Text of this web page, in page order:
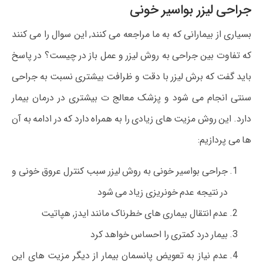
جراحی لیزر بواسیر خونی
بسیاری از بیمارانی که به ما مراجعه می کنند, این سوال را می کنند
که تفاوت بین جراحی به روش لیزر و عمل باز در چیست؟ در پاسخ
باید گفت که برش لیزر با دقت و ظرافت بیشتری نسبت به جراحی
سنتی انجام می شود و پزشک معالج ت بیشتری در درمان بیمار
دارد. این روش مزیت های زیادی را به همراه دارد که در ادامه به آن
ها می پردازیم:
جراحی بواسیر خونی به روش لیزر سبب کنترل عروق خونی و
در نتیجه عدم خونریزی زیاد می شود
عدم انتقال بیماری های خطرناک مانند ایدز, هپاتیت
بیمار درد کمتری را احساس خواهد کرد
عدم نیاز به تعویض پانسمان بیمار از دیگر مزیت های این